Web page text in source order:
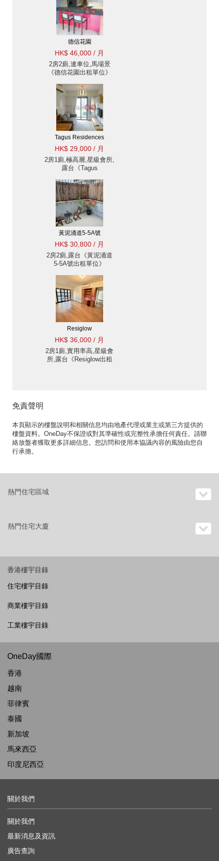
德信花園
HK$ 46,000 / 月
2房2廁,連車位,馬場景
《德信花園出租單位》
Tagus Residences
HK$ 29,000 / 月
2房1廁,極高層,星級會所,
露台《Tagus
黃泥涌道5-5A號
HK$ 30,800 / 月
2房2廁,露台《黃泥涌道
5-5A號出租單位》
Resiglow
HK$ 36,000 / 月
2房1廁,實用率高,星級會
所,露台《Resiglow出租
免責聲明
本頁顯示的樓盤說明和相關信息均由地產代理或業主或第三方提供的
樓盤資料。OneDay不保證或對其準確性或完整性承擔任何責任。請聯
絡放盤者獲取更多詳細信息。您訪問和使用本協議內容的風險由您自
行承擔。
熱門住宅區域
熱門住宅大廈
香港樓宇目錄
住宅樓宇目錄
商業樓宇目錄
工業樓宇目錄
OneDay國際
香港
越南
菲律賓
泰國
新加坡
馬來西亞
印度尼西亞
關於我們
關於我們
最新消息及資訊
廣告查詢